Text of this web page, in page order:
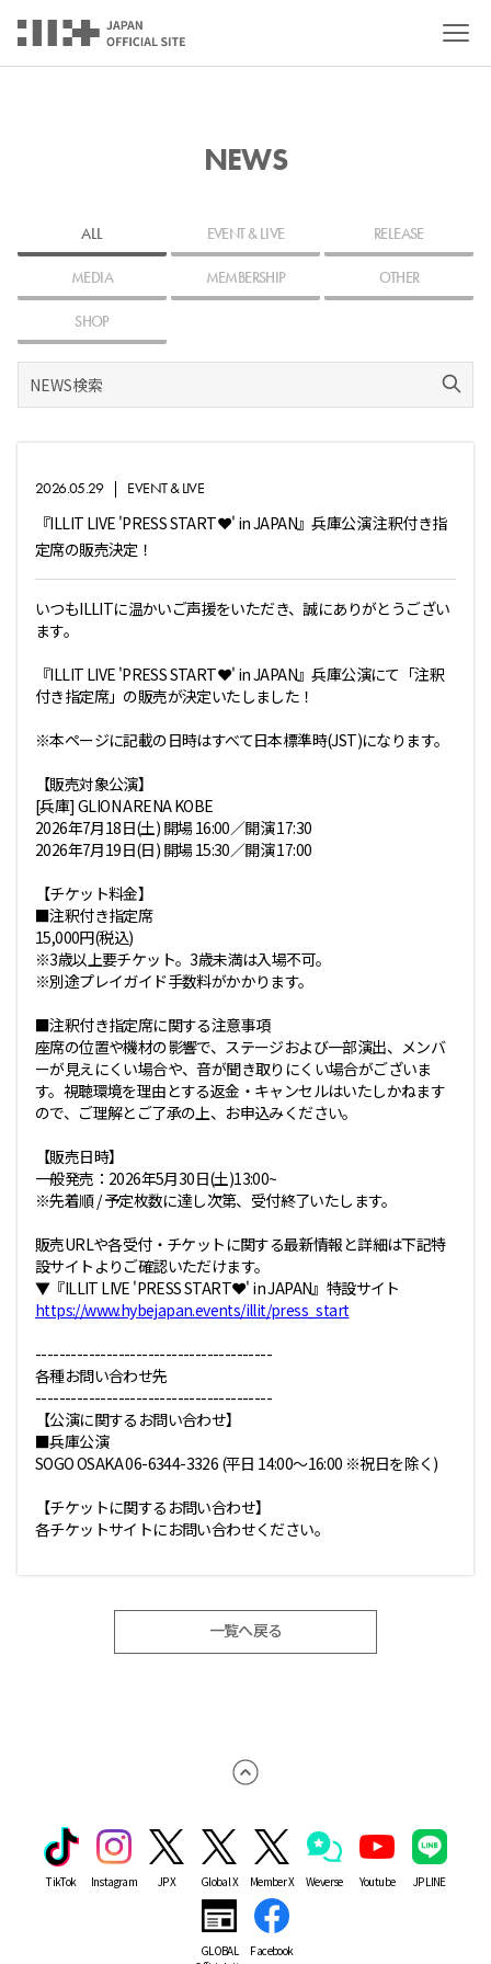
NEWS
ALL EVENT & LIVE RELEASE
MEDIA MEMBERSHIP OTHER
SHOP
2026.05.29 EVENT & LIVE
『ILLIT LIVE 'PRESS START︎︎❤' in JAPAN』兵庫公演 注釈付き指
定席の販売決定！
いつもILLITに温かいご声援をいただき、誠にありがとうござい
ます。
『ILLIT LIVE 'PRESS START❤' in JAPAN』兵庫公演にて「注釈
付き指定席」の販売が決定いたしました！
※本ページに記載の日時はすべて日本標準時(JST)になります。
【販売対象公演】
[兵庫] GLION ARENA KOBE
2026年7月18日(土) 開場 16:00／開演 17:30
2026年7月19日(日) 開場 15:30／開演 17:00
【チケット料金】
■注釈付き指定席
15,000円(税込)
※3歳以上要チケット。3歳未満は入場不可。
※別途プレイガイド手数料がかかります。
■注釈付き指定席に関する注意事項
座席の位置や機材の影響で、ステージおよび一部演出、メンバ
ーが見えにくい場合や、音が聞き取りにくい場合がございま
す。視聴環境を理由とする返金・キャンセルはいたしかねます
ので、ご理解とご了承の上、お申込みください。
【販売日時】
一般発売：2026年5月30日(土)13:00~
※先着順 / 予定枚数に達し次第、受付終了いたします。
販売URLや各受付・チケットに関する最新情報と詳細は下記特
設サイトよりご確認いただけます。
▼『ILLIT LIVE 'PRESS START︎︎❤' in JAPAN』特設サイト
https://www.hybejapan.events/illit/press_start
----------------------------------------
各種お問い合わせ先
----------------------------------------
【公演に関するお問い合わせ】
■兵庫公演
SOGO OSAKA 06-6344-3326 (平日 14:00～16:00 ※祝日を除く)
【チケットに関するお問い合わせ】
各チケットサイトにお問い合わせください。
一覧へ戻る
TikTok Instagram JP X Global X Member X Weverse Youtube JP LINE
GLOBAL
Facebook